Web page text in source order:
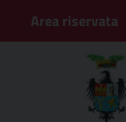
Area riservata